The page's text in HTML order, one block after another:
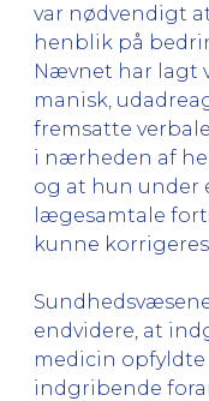
var nødvendigt
henblik på
Nævnet har lagt
manisk,
fremsatte
i nærheden af
og at hun under
lægesamtale
kunne korrigeres.
endvidere, at
medicin
indgribende